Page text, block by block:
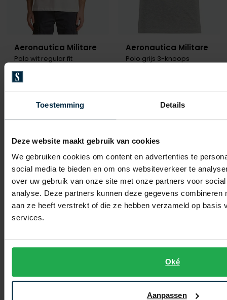
Toestemming Details
Deze website maakt gebruik van cookies
We gebruiken cookies om content en advertenties te
social media te bieden en om ons websiteverkeer te
over uw gebruik van onze site met onze partners voor
analyse. Deze partners kunnen deze gegevens combineren
aan ze heeft verstrekt of die ze hebben verzameld op basis
services.
Oké
Aanpassen
Aeronautica Militare
Polo wit regular fit
€ 64,95 20%
Aeronautica Militare
Polo grijs 3-knoops
20%
Polo bruin katoen
€ 64,95 20%